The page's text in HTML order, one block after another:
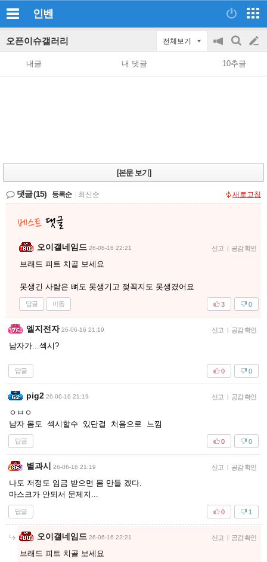
인벤
오픈이슈갤러리 전체보기
공
지
on/off
검
색
글
쓰
내글 내 댓글 10추글
[본문 보기]
댓글(15) 등록순 최신순 새로고침
오이갤네임드 26-06-16 22:21 신고 | 공감 확인
브래드 피트 치골 보세요
못생긴 사람은 뼈도 못생기고 젖꼭지도 못생겼어요
답글 이동 0
3
엘지전자 26-06-16 21:19 신고 | 공감 확인
남자가...섹시?
답글 0
0
pig2 26-06-16 21:19 신고 | 공감 확인
ㅇㅂㅇ
남자 몸도 섹시할수 있단걸 처음으로 느낌
답글 0
0
별과시 26-06-16 21:19 신고 | 공감 확인
나도 저정도 임금 받으면 몸 만들 겠다.
마스크가 안되서 문제지...
답글 1
0
오이갤네임드 26-06-16 22:21 신고 | 공감 확인
브래드 피트 치골 보세요